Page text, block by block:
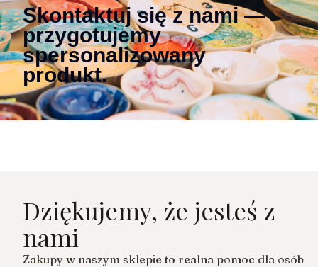
Skontaktuj się z nami —
przygotujemy
spersonalizowany
produkt.
Dziękujemy, że jesteś z
nami
Zakupy w naszym sklepie to realna pomoc dla osób